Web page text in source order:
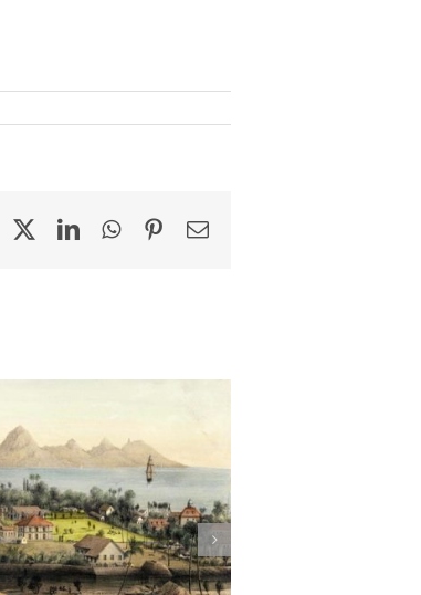
FacebookLinkedInWhatsApp
Pinterest
Email